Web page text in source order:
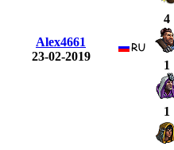
Alex4661
23-02-2019
4
1
1